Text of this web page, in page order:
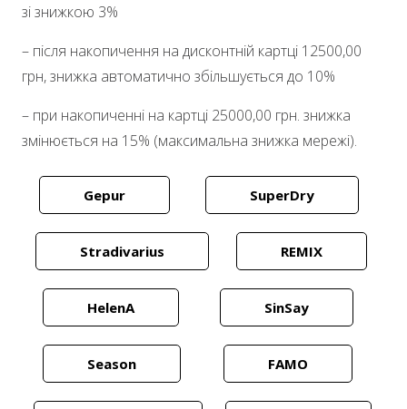
зі знижкою 3%
– після накопичення на дисконтній картці 12500,00
грн, знижка автоматично збільшується до 10%
– при накопиченні на картці 25000,00 грн. знижка
змінюється на 15% (максимальна знижка мережі).
Gepur SuperDry
Stradivarius REMIX
HelenA SinSay
Season FAMO